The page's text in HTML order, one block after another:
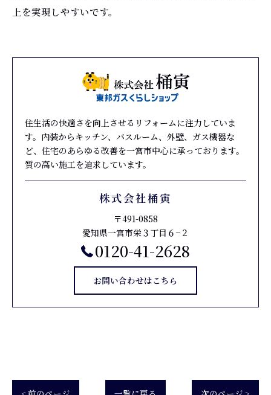
上を実現しやすいです。
住生活の快適さを向上させるリフォームに注力していま
す。内装からキッチン、バスルーム、外壁、ガス機器な
ど、住宅のあらゆる改善を一宮市中心に承っております。
質の高い施工を追求しています。
株式会社桶寅
〒491-0858
愛知県一宮市栄３丁目６−２
0120-41-2628
お問い合わせはこちら